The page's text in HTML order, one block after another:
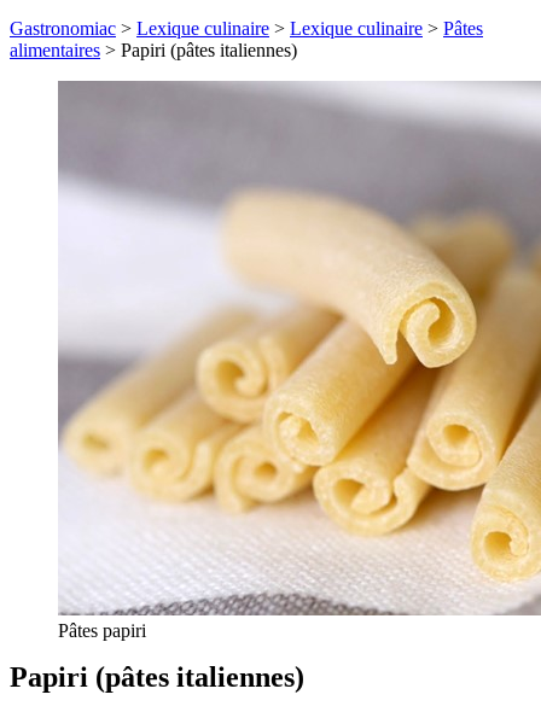
Gastronomiac > Lexique culinaire > Lexique culinaire > Pâtes
alimentaires > Papiri (pâtes italiennes)
Pâtes papiri
Papiri (pâtes italiennes)